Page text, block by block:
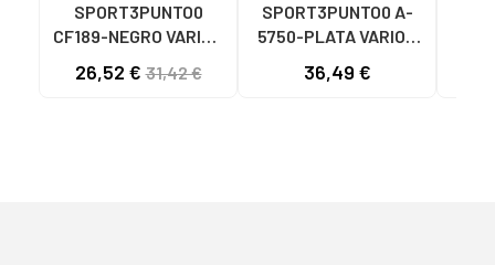
SPORT3PUNTO0
CF189-NEGRO VARIOS
26,52 €31,42 €
SPORT3PUNTO0 A-
5750-PLATA VARIOS
36,49 €